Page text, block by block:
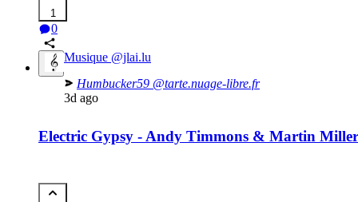
1
0
Musique @jlai.lu
Humbucker59 @tarte.nuage-libre.fr
3d ago
Electric Gypsy - Andy Timmons & Martin